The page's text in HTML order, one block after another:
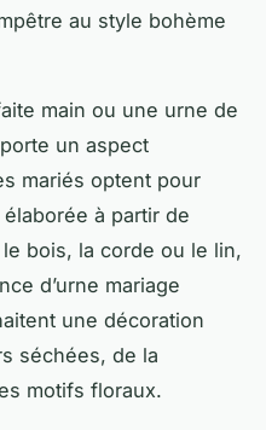
au style bohème
main ou une urne de
un aspect
mariés optent pour
à partir de
bois, la corde ou le lin,
d’urne mariage
une décoration
séchées, de la
motifs floraux.